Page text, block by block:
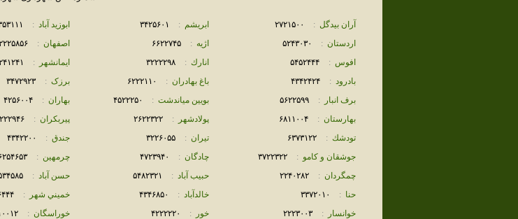
آران بيدگل : ٢٧٢١۵٠٠ ابريشم : ٣۴٢۵۶٠١ ابوزيد آباد :
اردستان : ۵٢۴٣٠٣٠ اژيه : ۶۶٢٢٧۴۵ اصفهان :
افوس : ۵۴۵٢۴۴۴ انارك : ٣٢٢٢٢٩٨ ايمانشهر :
بادرود : ۴٣۴٢۴٢۴ باغ بهادران : ۶٢٢٢١١٠ برزک :
٣۴٧٢٩٢٣
برف انبار
: ۵۶٢٢۵٩٩ بويين مياندشت : ۴۵٢٢٢۵٠ بهاران :
۴٢۵۶٠٠۴
بهارستان : ۶٨١١٠٠۴ پولادشهر : ٢۶٢٢٣٢٢ پيربكران :
تودشك : ۶٣٧٣١٢٢ تيران : ٣٢٢۶٠۵۵ جندق :
۴٣۴٢٢٠٠
جوشقان و كامو : ٣٧٢٢٣٢٢ چادگان : ۴٧٢٣٩۴٠ چرمهين :
چمگردان : ٢٢۴٠٢٨٢ حبيب آباد : ۵۴٨٢٣٢١ حسن آباد :
حنا : ٣٣٧٢٠١٠ خالدآباد : ۴٣۴۶٨۵٠ خميني شهر :
خوانسار
: ٢٢٢٣٠٠٣ خور : ۴٢٢٢٢٢٠ خوراسگان :